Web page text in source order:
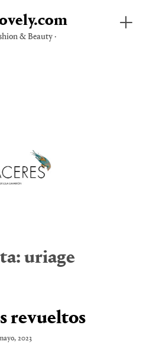
& Beauty ·
uriage
revueltos
2023